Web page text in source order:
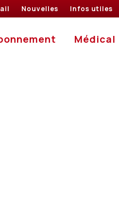
Nouvelles
Nouvelles Infos utiles
Infos utiles
Abonnement
Médical